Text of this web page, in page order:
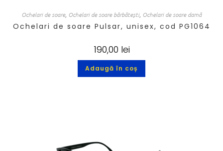
Ochelari de soare, Ochelari de soare bărbătești, Ochelari de soare damă
Ochelari de soare Pulsar, unisex, cod PG1064
190,00 lei
Adaugă în coș